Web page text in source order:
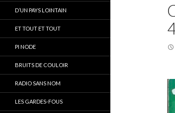
D’UN PAYS LOINTAIN
ET TOUT ET TOUT
PI NODE
BRUITS DE COULOIR
RADIO SANS NOM
LES GARDES-FOUS